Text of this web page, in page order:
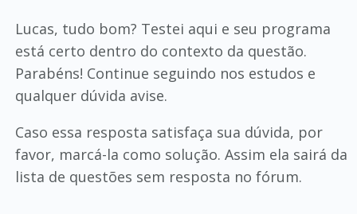
Lucas, tudo bom? Testei aqui e seu programa
está certo dentro do contexto da questão.
Parabéns! Continue seguindo nos estudos e
qualquer dúvida avise.
Caso essa resposta satisfaça sua dúvida, por
favor, marcá-la como solução. Assim ela sairá da
lista de questões sem resposta no fórum.